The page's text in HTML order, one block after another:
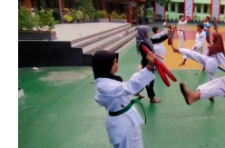
Kartu Tes PMBM